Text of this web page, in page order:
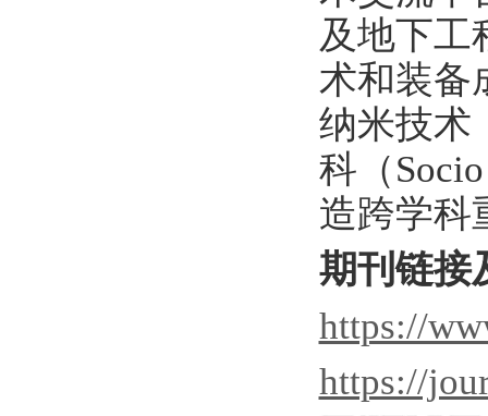
及地下工
术和装备
纳米技术
科（
造跨学科
期刊链接
https://
https://